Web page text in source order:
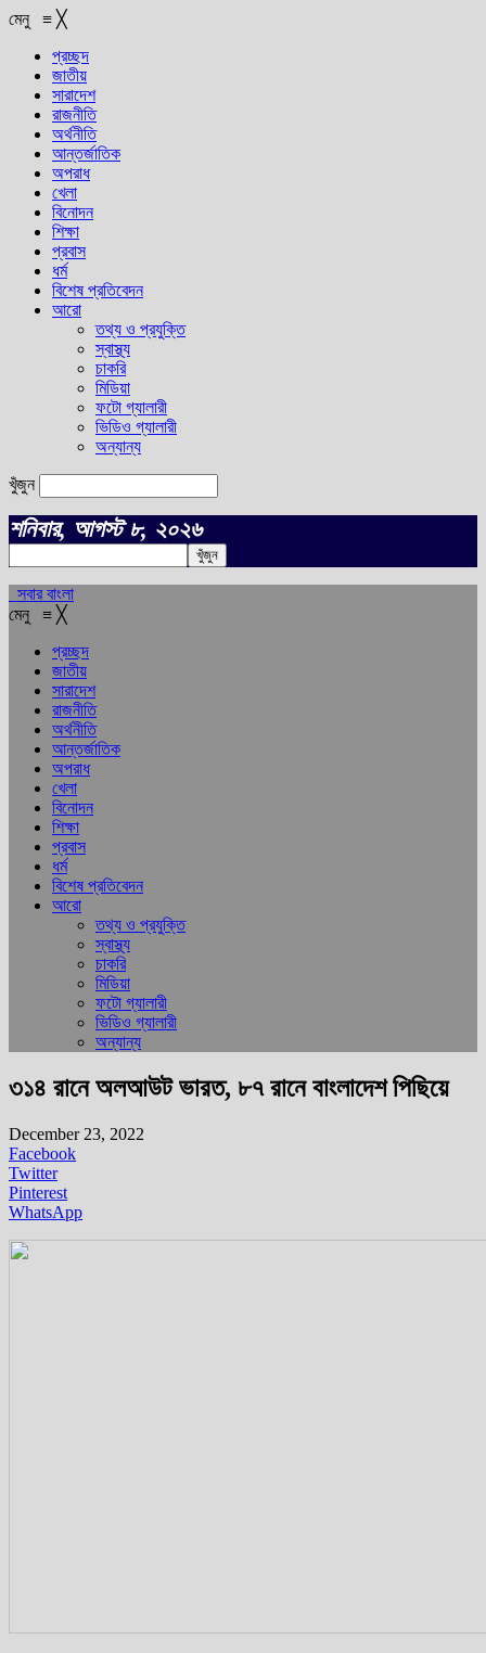
মেনু ≡ ╳
প্রচ্ছদ
জাতীয়
সারাদেশ
রাজনীতি
অর্থনীতি
আন্তর্জাতিক
অপরাধ
খেলা
বিনোদন
শিক্ষা
প্রবাস
ধর্ম
বিশেষ প্রতিবেদন
আরো
তথ্য ও প্রযুক্তি
স্বাস্থ্য
চাকরি
মিডিয়া
ফটো গ্যালারী
ভিডিও গ্যালারী
অন্যান্য
খুঁজুন
শনিবার, আগস্ট ৮, ২০২৬
সবার বাংলা
মেনু ≡ ╳
প্রচ্ছদ
জাতীয়
সারাদেশ
রাজনীতি
অর্থনীতি
আন্তর্জাতিক
অপরাধ
খেলা
বিনোদন
শিক্ষা
প্রবাস
ধর্ম
বিশেষ প্রতিবেদন
আরো
তথ্য ও প্রযুক্তি
স্বাস্থ্য
চাকরি
মিডিয়া
ফটো গ্যালারী
ভিডিও গ্যালারী
অন্যান্য
৩১৪ রানে অলআউট ভারত, ৮৭ রানে বাংলাদেশ পিছিয়ে
December 23, 2022
Facebook
Twitter
Pinterest
WhatsApp